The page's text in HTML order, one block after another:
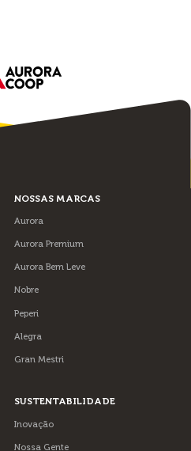
NOSSAS MARCAS
Aurora
Aurora Premium
Aurora Bem Leve
Nobre
Peperi
Alegra
Gran Mestri
SUSTENTABILIDADE
Inovação
Nossa Gente